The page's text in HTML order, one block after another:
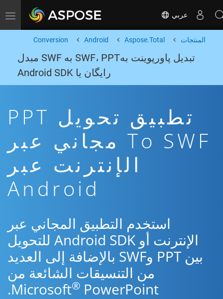
Toggle navigation عربي
المنتجات Aspose.Total
Android
Conversion
تبدیل پاورپوینت بهSWF، PPT به SWF مبدل
رایگان یا Android SDK
تطبيق تحويل PPT
To SWF مجاني عبر
الإنترنت عبر
Android
استخدم التطبيق المجاني عبر
الإنترنت أو Android SDK للتحويل
بين PPT وSWF بالإضافة إلى العديد
من التنسيقات الشائعة من
Microsoft® PowerPoint.